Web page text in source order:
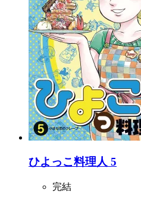
ひよっこ料理人 5
完結